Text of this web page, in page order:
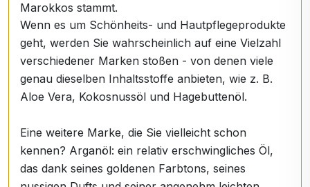
Marokkos stammt.
Wenn es um Schönheits- und Hautpflegeprodukte
geht, werden Sie wahrscheinlich auf eine Vielzahl
verschiedener Marken stoßen - von denen viele
genau dieselben Inhaltsstoffe anbieten, wie z. B.
Aloe Vera, Kokosnussöl und Hagebuttenöl.
Eine weitere Marke, die Sie vielleicht schon
kennen? Arganöl: ein relativ erschwingliches Öl,
das dank seines goldenen Farbtons, seines